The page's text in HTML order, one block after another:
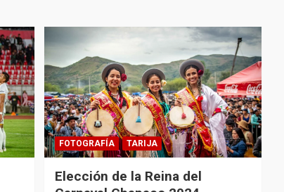
FOTOGRAFÍA TARIJA
Elección de la Reina del